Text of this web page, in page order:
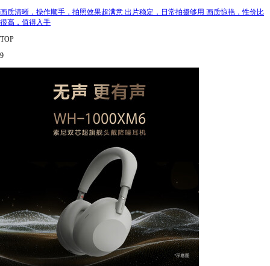
画质清晰，操作顺手，拍照效果超满意 出片稳定，日常拍摄够用 画质惊艳，性价比
很高，值得入手
TOP
9